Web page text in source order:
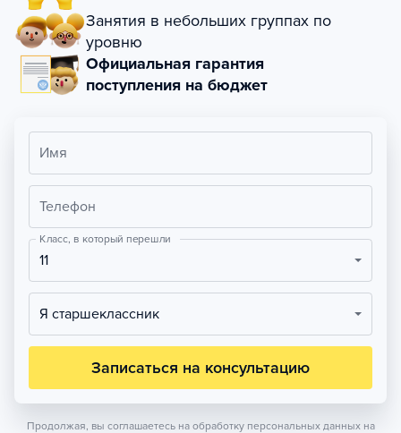
Занятия в небольших группах по
уровню
Официальная гарантия
поступления на бюджет
Имя
Телефон
Класс, в который перешли
11
Я старшеклассник
Записаться на консультацию
Продолжая, вы соглашаетесь на обработку персональных данных на